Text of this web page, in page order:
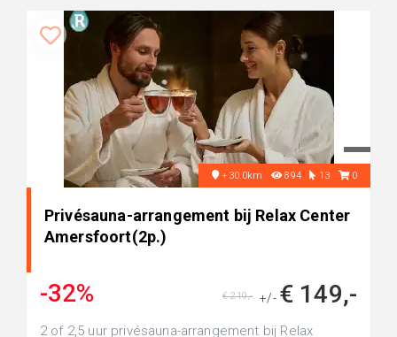
+30.0km 894 13 0
Privésauna-arrangement bij Relax Center
Amersfoort(2p.)
-32% +/- € 149,-
€ 219,-
2 of 2,5 uur privésauna-arrangement bij Relax